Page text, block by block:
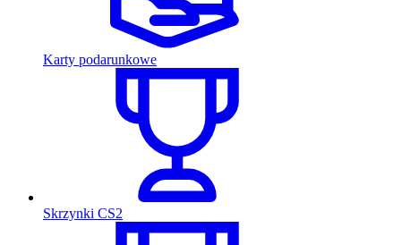
Karty podarunkowe
Skrzynki CS2